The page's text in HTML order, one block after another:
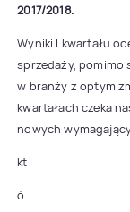
2017/2018.
Wyniki I kwartału
sprzedaży, pomimo
w branży z
kwartałach czeka
nowych
kt
ó